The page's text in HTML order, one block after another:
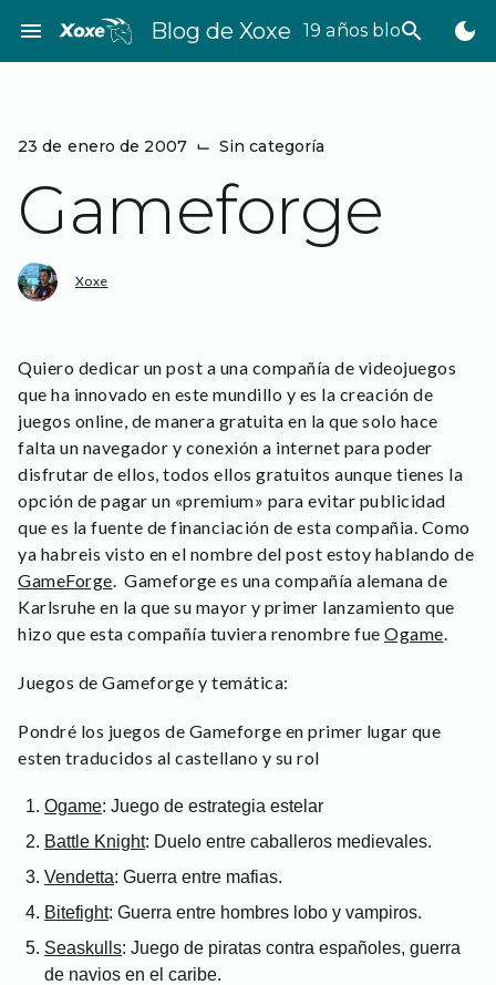
contenido
menu Blog de Xoxe 19 años bloggeando
search dark_mode
23 de enero de 2007 ⌙ Sin categoría
Gameforge
Xoxe
Quiero dedicar un post a una compañía de videojuegos
que ha innovado en este mundillo y es la creación de
juegos online, de manera gratuita en la que solo hace
falta un navegador y conexión a internet para poder
disfrutar de ellos, todos ellos gratuitos aunque tienes la
opción de pagar un «premium» para evitar publicidad
que es la fuente de financiación de esta compañia. Como
ya habreis visto en el nombre del post estoy hablando de
GameForge. Gameforge es una compañía alemana de
Karlsruhe en la que su mayor y primer lanzamiento que
hizo que esta compañía tuviera renombre fue Ogame.
Juegos de Gameforge y temática:
Pondré los juegos de Gameforge en primer lugar que
esten traducidos al castellano y su rol
Ogame: Juego de estrategia estelar
Battle Knight: Duelo entre caballeros medievales.
Vendetta: Guerra entre mafias.
Bitefight: Guerra entre hombres lobo y vampiros.
Seaskulls: Juego de piratas contra españoles, guerra
de navios en el caribe.